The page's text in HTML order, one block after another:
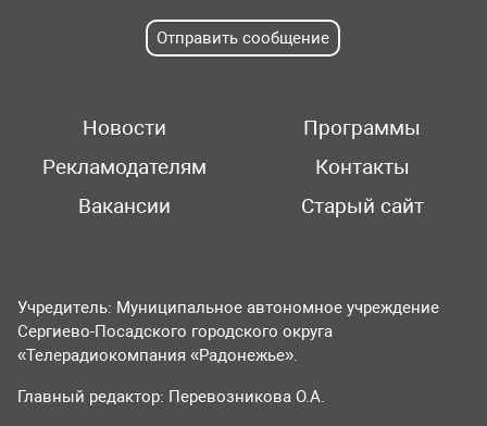
Отправить сообщение
Новости
Программы
Рекламодателям
Контакты
Вакансии
Старый сайт
Учредитель: Муниципальное автономное учреждение
Сергиево-Посадского городского округа
«Телерадиокомпания «Радонежье».
Главный редактор: Перевозникова О.А.